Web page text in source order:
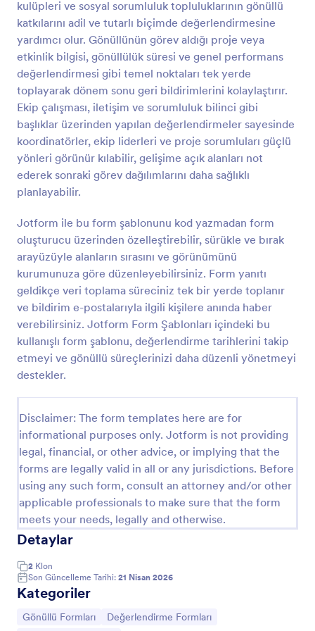
kulüpleri ve sosyal sorumluluk topluluklarının gönüllü
katkılarını adil ve tutarlı biçimde değerlendirmesine
yardımcı olur. Gönüllünün görev aldığı proje veya
etkinlik bilgisi, gönüllülük süresi ve genel performans
değerlendirmesi gibi temel noktaları tek yerde
toplayarak dönem sonu geri bildirimlerini kolaylaştırır.
Ekip çalışması, iletişim ve sorumluluk bilinci gibi
başlıklar üzerinden yapılan değerlendirmeler sayesinde
koordinatörler, ekip liderleri ve proje sorumluları güçlü
yönleri görünür kılabilir, gelişime açık alanları not
ederek sonraki görev dağılımlarını daha sağlıklı
planlayabilir.
Jotform ile bu form şablonunu kod yazmadan form
oluşturucu üzerinden özelleştirebilir, sürükle ve bırak
arayüzüyle alanların sırasını ve görünümünü
kurumunuza göre düzenleyebilirsiniz. Form yanıtı
geldikçe veri toplama süreciniz tek bir yerde toplanır
ve bildirim e-postalarıyla ilgili kişilere anında haber
verebilirsiniz. Jotform Form Şablonları içindeki bu
kullanışlı form şablonu, değerlendirme tarihlerini takip
etmeyi ve gönüllü süreçlerinizi daha düzenli yönetmeyi
destekler.
Disclaimer: The form templates here are for
informational purposes only. Jotform is not providing
legal, financial, or other advice, or implying that the
forms are legally valid in all or any jurisdictions. Before
using any such form, consult an attorney and/or other
applicable professionals to make sure that the form
meets your needs, legally and otherwise.
Detaylar
2 Klon
Son Güncelleme Tarihi: 21 Nisan 2026
Kategoriler
Kategoriye git:
Gönüllü Formları Kategoriye git:
Değerlendirme Formları
Önizleme
Evcil Hayvan Sahiplenme Başvuru Formu
Evcil hayvan sahiplenmek isteyen kişilerin gerekli
bilgilerini paylaşarak sahiplenme talebinde
Go to Category:
Hayvan Barınağı Formları
Şablon Kullan
Önizleme